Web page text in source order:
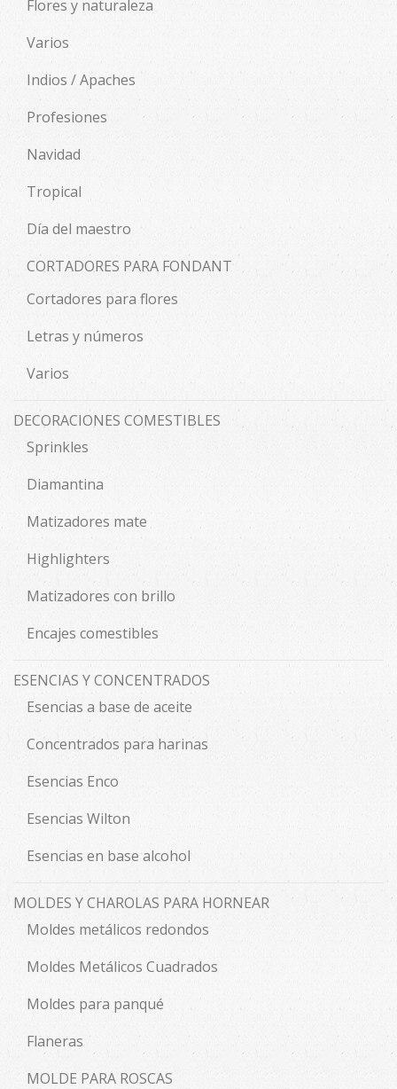
Flores y naturaleza
Varios
Indios / Apaches
Profesiones
Navidad
Tropical
Día del maestro
CORTADORES PARA FONDANT
Cortadores para flores
Letras y números
Varios
DECORACIONES COMESTIBLES
Sprinkles
Diamantina
Matizadores mate
Highlighters
Matizadores con brillo
Encajes comestibles
ESENCIAS Y CONCENTRADOS
Esencias a base de aceite
Concentrados para harinas
Esencias Enco
Esencias Wilton
Esencias en base alcohol
MOLDES Y CHAROLAS PARA HORNEAR
Moldes metálicos redondos
Moldes Metálicos Cuadrados
Moldes para panqué
Flaneras
MOLDE PARA ROSCAS